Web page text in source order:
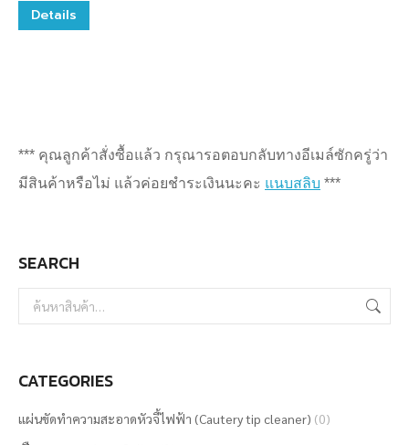
Details
*** คุณลูกค้าสั่งซื้อแล้ว กรุณารอตอบกลับทางอีเมล์ซักครู่ว่า
มีสินค้าหรือไม่ แล้วค่อยชำระเงินนะคะ แนบสลิบ ***
SEARCH
CATEGORIES
แผ่นขัดทำความสะอาดหัวจี้ไฟฟ้า (Cautery tip cleaner) (0)